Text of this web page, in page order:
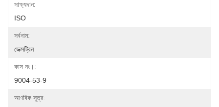
সাক্ষ্যদান:
ISO
সর্বনাম:
ডেক্সট্রিন
কাস নং।:
9004-53-9
আণবিক সূত্র: